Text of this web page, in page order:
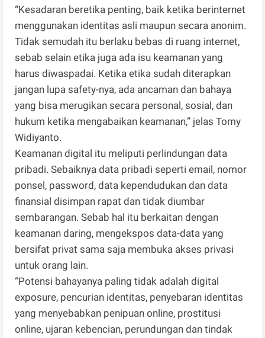
“Kesadaran beretika penting, baik ketika berinternet
menggunakan identitas asli maupun secara anonim.
Tidak semudah itu berlaku bebas di ruang internet,
sebab selain etika juga ada isu keamanan yang
harus diwaspadai. Ketika etika sudah diterapkan
jangan lupa safety-nya, ada ancaman dan bahaya
yang bisa merugikan secara personal, sosial, dan
hukum ketika mengabaikan keamanan,” jelas Tomy
Widiyanto.
Keamanan digital itu meliputi perlindungan data
pribadi. Sebaiknya data pribadi seperti email, nomor
ponsel, password, data kependudukan dan data
finansial disimpan rapat dan tidak diumbar
sembarangan. Sebab hal itu berkaitan dengan
keamanan daring, mengekspos data-data yang
bersifat privat sama saja membuka akses privasi
untuk orang lain.
“Potensi bahayanya paling tidak adalah digital
exposure, pencurian identitas, penyebaran identitas
yang menyebabkan penipuan online, prostitusi
online, ujaran kebencian, perundungan dan tindak